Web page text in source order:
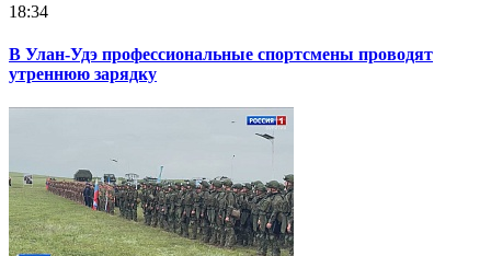
18:34
В Улан-Удэ профессиональные спортсмены проводят
утреннюю зарядку